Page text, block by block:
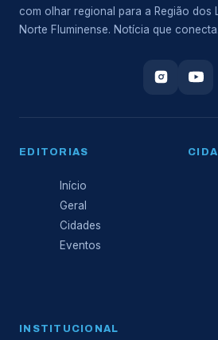
com olhar regional para a Região dos
Norte Fluminense. Notícia que conecta.
EDITORIAS
Início
Geral
Cidades
Eventos
INSTITUCIONAL